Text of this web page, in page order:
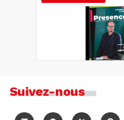
Suivez-nous